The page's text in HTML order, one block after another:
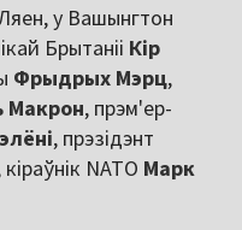
у Вашынгтон
Брытаніі Кір
Фрыдрых Мэрц,
Макрон, прэм'ер-
, прэзідэнт
кіраўнік NATO Марк